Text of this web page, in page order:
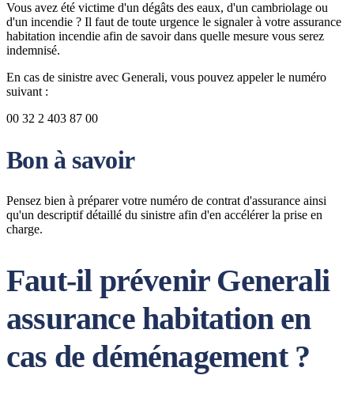
Vous avez été victime d'un dégâts des eaux, d'un cambriolage ou
d'un incendie ? Il faut de toute urgence le signaler à votre assurance
habitation incendie afin de savoir dans quelle mesure vous serez
indemnisé.
En cas de sinistre avec Generali, vous pouvez appeler le numéro
suivant :
00 32 2 403 87 00
Bon à savoir
Pensez bien à préparer votre numéro de contrat d'assurance ainsi
qu'un descriptif détaillé du sinistre afin d'en accélérer la prise en
charge.
Faut-il prévenir Generali
assurance habitation en
cas de déménagement ?